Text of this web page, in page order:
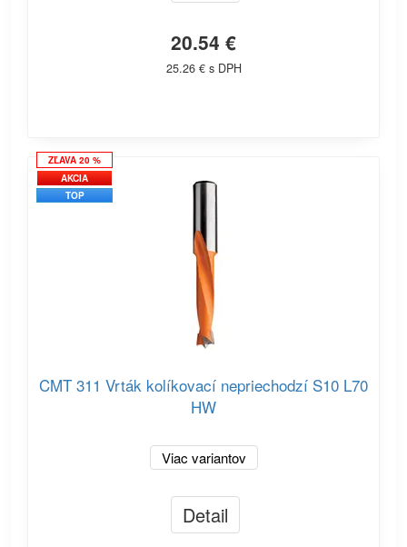
20.54 €
25.26 € s DPH
ZĽAVA 20 %
AKCIA
TOP
CMT 311 Vrták kolíkovací nepriechodzí S10 L70
HW
Viac variantov
Detail